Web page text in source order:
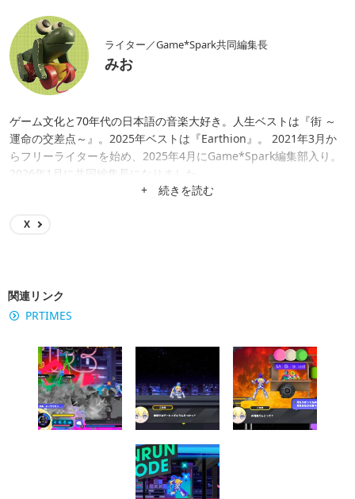
ライター／Game*Spark共同編集長
みお
ゲーム文化と70年代の日本語の音楽大好き。人生ベストは『街 ～
運命の交差点～』。2025年ベストは『Earthion』。 2021年3月か
らフリーライターを始め、2025年4月にGame*Spark編集部入り。
2026年1月に共同編集長になりました。
+ 続きを読む
X
関連リンク
PRTIMES